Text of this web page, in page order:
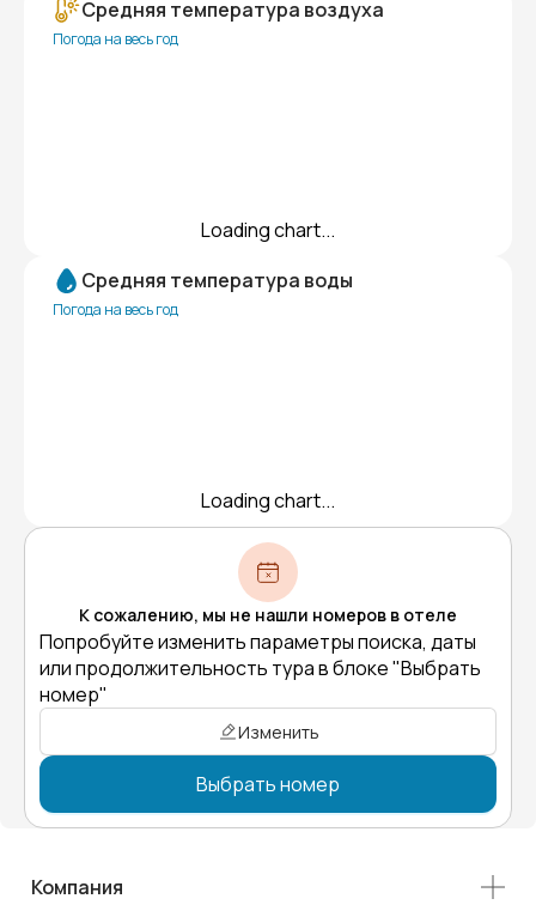
Средняя температура воздуха
Погода на весь год
Loading chart...
Средняя температура воды
Погода на весь год
Loading chart...
К сожалению, мы не нашли номеров в отеле
Попробуйте изменить параметры поиска, даты
или продолжительность тура в блоке "Выбрать
номер"
Изменить
Выбрать номер
Компания